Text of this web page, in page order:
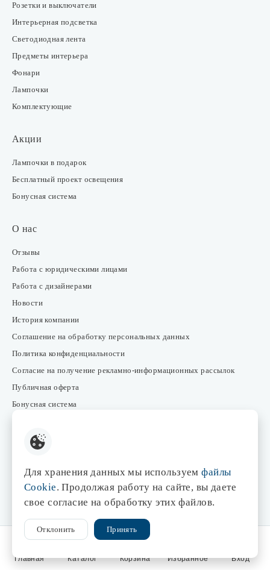
Розетки и выключатели
Интерьерная подсветка
Светодиодная лента
Предметы интерьера
Фонари
Лампочки
Комплектующие
Акции
Лампочки в подарок
Бесплатный проект освещения
Бонусная система
О нас
Отзывы
Работа с юридическими лицами
Работа с дизайнерами
Новости
История компании
Соглашение на обработку персональных данных
Политика конфиденциальности
Согласие на получение рекламно-информационных рассылок
Публичная оферта
Бонусная система
FAQ
Возврат товара
База знаний
Главная Каталог Корзина Избранное Вход
Для хранения данных мы используемфайлы
Cookie. Продолжая работу на сайте, вы даете
свое согласие на обработку этих файлов.
Отклонить Принять